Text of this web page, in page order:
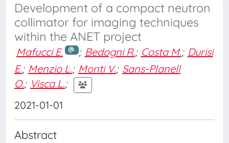
Development of a compact neutron
collimator for imaging techniques
within the ANET project
Mafucci E. ; Bedogni R.; Costa M.; Durisi
E.; Menzio L.; Monti V.; Sans-Planell
O.; Visca L.;
2021-01-01
Abstract